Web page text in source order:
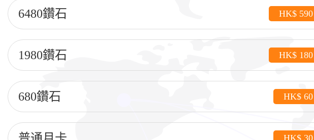
6480鑽石 HK$ 590
1980鑽石 HK$ 180
680鑽石 HK$ 60
HK$ 30